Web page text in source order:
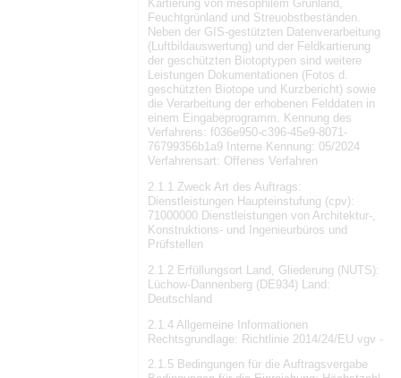
Kartierung von mesophilem Grünland,
Feuchtgrünland und Streuobstbeständen.
Neben der GIS-gestützten Datenverarbeitung
(Luftbildauswertung) und der Feldkartierung
der geschützten Biotoptypen sind weitere
Leistungen Dokumentationen (Fotos d.
geschützten Biotope und Kurzbericht) sowie
die Verarbeitung der erhobenen Felddaten in
einem Eingabeprogramm. Kennung des
Verfahrens: f036e950-c396-45e9-8071-
76799356b1a9 Interne Kennung: 05/2024
Verfahrensart: Offenes Verfahren
2.1.1 Zweck Art des Auftrags:
Dienstleistungen Haupteinstufung (cpv):
71000000 Dienstleistungen von Architektur-,
Konstruktions- und Ingenieurbüros und
Prüfstellen
2.1.2 Erfüllungsort Land, Gliederung (NUTS):
Lüchow-Dannenberg (DE934) Land:
Deutschland
2.1.4 Allgemeine Informationen
Rechtsgrundlage: Richtlinie 2014/24/EU vgv -
2.1.5 Bedingungen für die Auftragsvergabe